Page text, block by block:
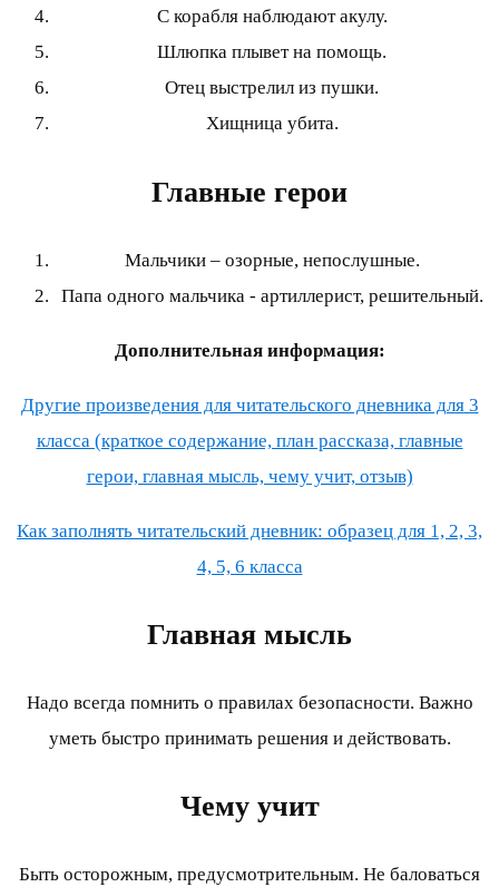
С корабля наблюдают акулу.
Шлюпка плывет на помощь.
Отец выстрелил из пушки.
Хищница убита.
Главные герои
Мальчики – озорные, непослушные.
Папа одного мальчика - артиллерист, решительный.
Дополнительная информация:
Другие произведения для читательского дневника для 3
класса (краткое содержание, план рассказа, главные
герои, главная мысль, чему учит, отзыв)
Как заполнять читательский дневник: образец для 1, 2, 3,
4, 5, 6 класса
Главная мысль
Надо всегда помнить о правилах безопасности. Важно
уметь быстро принимать решения и действовать.
Чему учит
Быть осторожным, предусмотрительным. Не баловаться